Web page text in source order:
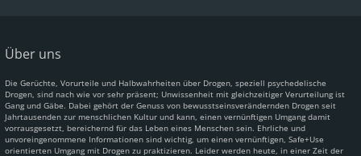
Über uns
Die Gerüchte, Vorurteile und Halbwahrheiten über Drogen, speziell psychedelische
Drogen, sind nach wie vor sehr präsent; Unwissenheit mit gleichzeitiger Verurteilung ist
Gang und Gäbe. Dabei gehört der Genuss von bewusstseinsverändernden Drogen seit
Jahrtausenden zur menschlichen Kultur und kann, einen vernünftigen Umgang damit
vorrausgesetzt, bereichernd für das Leben eines Menschen sein. Ehrliche und
unvoreingenommene Informationen sind wichtig, um einen vernünftigen, Safe+Use
orientierten Umgang mit Drogen zu praktizieren. Leider werden heute, in einer Zeit der